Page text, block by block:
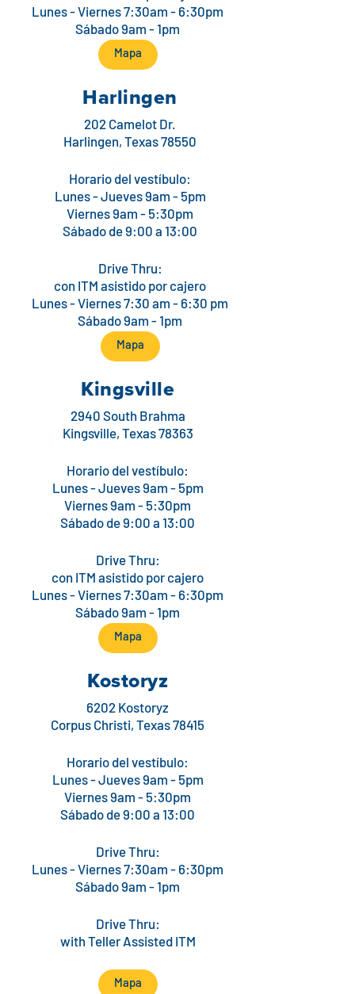
Lunes - Viernes 7:30am - 6:30pm
Sábado 9am - 1pm
Mapa
Harlingen
202 Camelot Dr.
Harlingen, Texas 78550
Horario del vestíbulo:
Lunes - Jueves 9am - 5pm
Viernes 9am - 5:30pm
Sábado de 9:00 a 13:00
Drive Thru:
con ITM asistido por cajero
Lunes - Viernes 7:30 am - 6:30 pm
Sábado 9am - 1pm
Mapa
Kingsville
2940 South Brahma
Kingsville, Texas 78363
Horario del vestíbulo:
Lunes - Jueves 9am - 5pm
Viernes 9am - 5:30pm
Sábado de 9:00 a 13:00
Drive Thru:
con ITM asistido por cajero
Lunes - Viernes 7:30am - 6:30pm
Sábado 9am - 1pm
Mapa
Kostoryz
6202 Kostoryz
Corpus Christi, Texas 78415
Horario del vestíbulo:
Lunes - Jueves 9am - 5pm
Viernes 9am - 5:30pm
Sábado de 9:00 a 13:00
Drive Thru:
Lunes - Viernes 7:30am - 6:30pm
Sábado 9am - 1pm
Drive Thru:
with Teller Assisted ITM
Mapa